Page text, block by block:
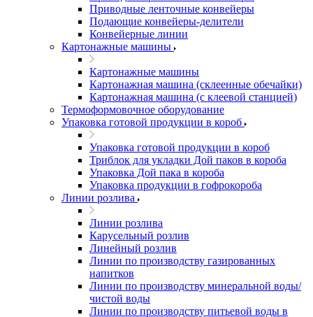
Приводные ленточные конвейеры
Подающие конвейеры-делители
Конвейерные линии
Картонажные машины
Картонажные машины
Картонажная машина (склеенные обечайки)
Картонажная машина (с клеевой станцией)
Термоформовочное оборудование
Упаковка готовой продукции в короб
Упаковка готовой продукции в короб
Триблок для укладки Дой паков в короба
Упаковка Дой пака в короба
Упаковка продукции в гофрокороба
Линии розлива
Линии розлива
Карусельный розлив
Линейный розлив
Линии по производству газированных
напитков
Линии по производству минеральной воды/
чистой воды
Линии по производству питьевой воды в